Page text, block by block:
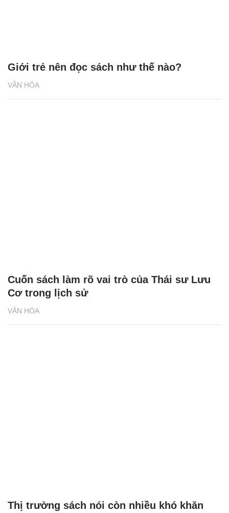
VĂN HÓA
Giới trẻ nên đọc sách như thế nào?
VĂN HÓA
Cuốn sách làm rõ vai trò của Thái sư Lưu
Cơ trong lịch sử
Thị trường sách nói còn nhiều khó khăn